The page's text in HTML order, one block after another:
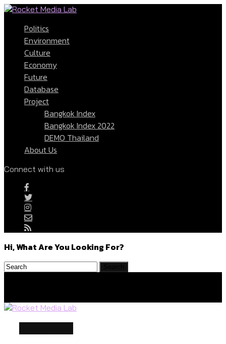
Politics
Environment
Culture
Economy
Future
Database
Project
Bangkok Index
Bangkok Index 2022
DEMO Thailand
About Us
Connect with us
Hi, What Are You Looking For?